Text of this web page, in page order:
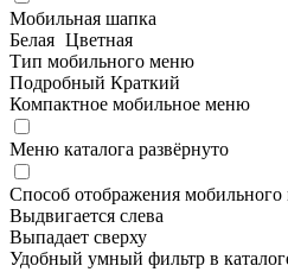
Мобильная шапка
Белая Цветная
Тип мобильного меню
Подробный Краткий
Компактное мобильное меню
Меню каталога развёрнуто
Способ отображения
Выдвигается слева
Выпадает сверху
Удобный умный фильтр в